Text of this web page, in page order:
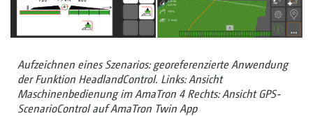
Aufzeichnen eines Szenarios: georeferenzierte Anwendung
der Funktion HeadlandControl. Links: Ansicht
Maschinenbedienung im AmaTron 4 Rechts: Ansicht GPS-
ScenarioControl auf AmaTron Twin App